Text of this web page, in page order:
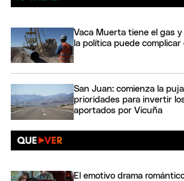
Vaca Muerta tiene el gas y
la política puede complicar
San Juan: comienza la
prioridades para invertir
aportados por Vicuña
El emotivo drama